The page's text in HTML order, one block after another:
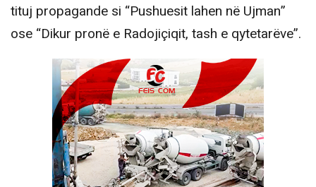
tituj propagande si “Pushuesit lahen në Ujman”
ose “Dikur pronë e Radojiçiqit, tash e qytetarëve”.